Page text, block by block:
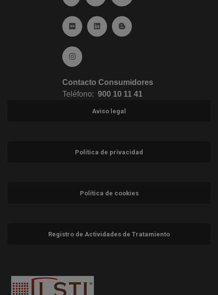
Ir a Flickr (abre en ventana nueva)
Ir a Linkedin (abre en ventana nueva)
Ir al Blog (abre en ventana
Ir a Instagram (abre en ventana nueva)
Contacto Consumidores
Teléfono: 900 10 11 41
Aviso legal
Política de privacidad
Política de cookies
Registro de Actividades de Tratamiento